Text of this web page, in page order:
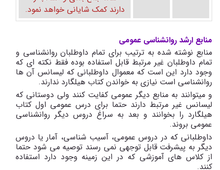
دارند کمک شایانی خواهد نمود.
منابع ارشد روانشناسی عمومی
منابع نوشته شده به ترتیب برای تمام داوطلبان روانشناسی و
تمام داوطلبان غیر مرتبط قابل استفاده بوده فقط نکته ای که
وجود دارد این است که معموال داوطلبانی که لیسانس آن ها
روانشناسی است نیازی به خواندن کتاب هیلگارد ندارند.
و میتوانند به منابع دیگر عمومی کفایت کنند ولی دوستانی که
لیسانس غیر مرتبط دارند حتما برای درس عمومی اول کتاب
هیلگارد را بخوانند و بعد به سراغ دروس دیگر روانشناسی
عمومی بروند.
داوطلبانی که در دروس عمومی، آسیب شناسی، آمار یا دروس
دیگر به پیشرفت قابل توجهی نمی رسند توصیه می شود حتما
از کلاس های آموزشی که در این زمینه وجود دارد استفاده
کنند.